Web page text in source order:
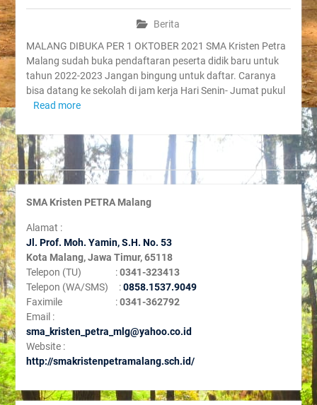
Berita
MALANG DIBUKA PER 1 OKTOBER 2021 SMA Kristen Petra
Malang sudah buka pendaftaran peserta didik baru untuk
tahun 2022-2023 Jangan bingung untuk daftar. Caranya
bisa datang ke sekolah di jam kerja Hari Senin- Jumat pukul
Read more
SMA Kristen PETRA Malang
Alamat :
Jl. Prof. Moh. Yamin, S.H. No. 53
Kota Malang, Jawa Timur, 65118
Telepon (TU) :0341-323413
Telepon (WA/SMS) :0858.1537.9049
Faximile :0341-362792
Email :
sma_kristen_petra_mlg@yahoo.co.id
Website :
http://smakristenpetramalang.sch.id/